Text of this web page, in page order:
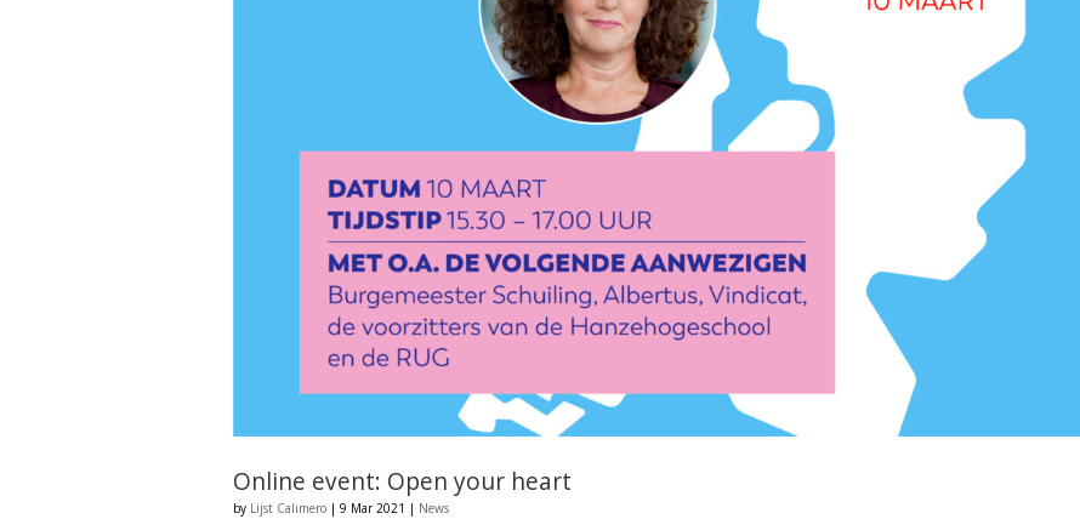
Online event: Open your heart
by Lijst Calimero | 9 Mar 2021 | News